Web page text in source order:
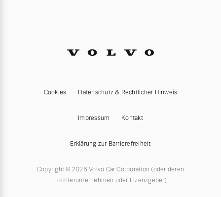
Cookies Datenschutz & Rechtlicher Hinweis
Impressum Kontakt
Erklärung zur Barrierefreiheit
Copyright © 2026 Volvo Car Corporation (oder deren
Tochterunternehmen oder Lizenzgeber)